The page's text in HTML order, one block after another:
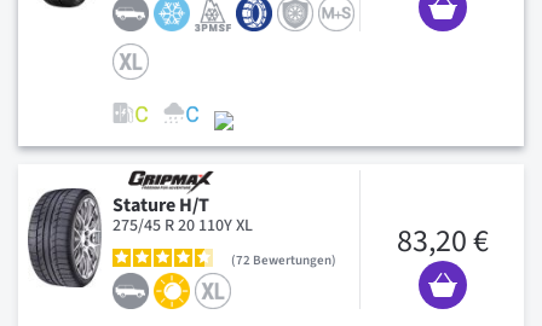
Stature H/T
275/45 R 20 110Y XL
72 Bewertungen 83,20 €